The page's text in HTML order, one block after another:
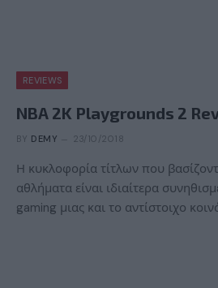
REVIEWS
NBA 2K Playgrounds 2
BY DEMY 23/10/2018
Η κυκλοφορία τίτλων που
αθλήματα είναι ιδιαίτερα
gaming μιας και το αντίστοιχο